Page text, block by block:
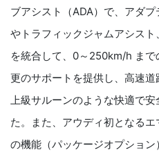
ブアシスト（ADA）で、アダ
やトラフィックジャムアシス
を統合して、 0～ 250km/h ま
更のサポートを提供し、高速
上級サルーンのような快適で
た。また、アウディ初となる
の機能（パッケージオプショ